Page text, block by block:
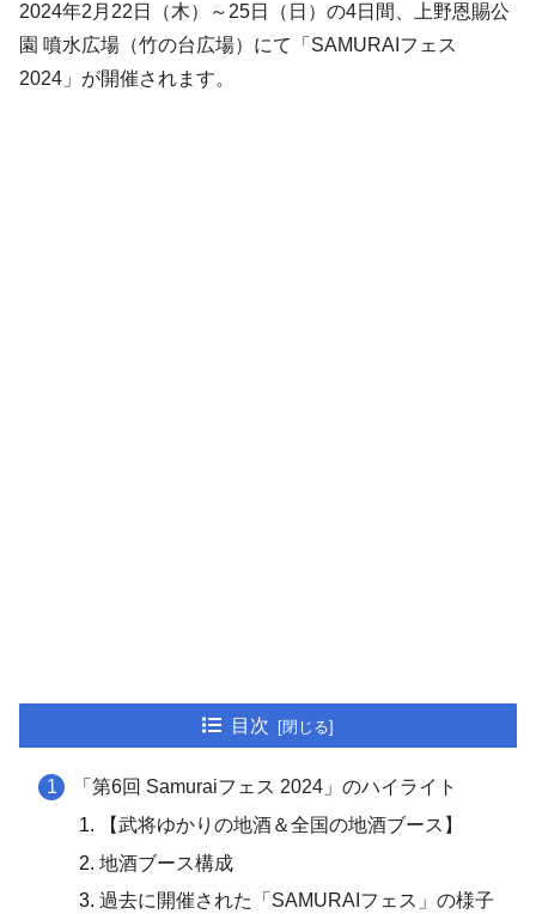
2024年2月22日（木）～25日（日）の4日間、上野恩賜公
園 噴水広場（竹の台広場）にて「SAMURAIフェス
2024」が開催されます。
目次
「第6回 Samuraiフェス 2024」のハイライト
【武将ゆかりの地酒＆全国の地酒ブース】
地酒ブース構成
過去に開催された「SAMURAIフェス」の様子